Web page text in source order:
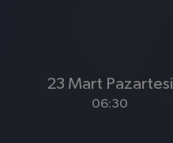
23 Mart Pazartesi
06:30